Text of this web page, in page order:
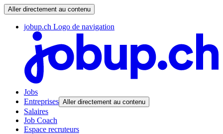
Aller directement au contenu
jobup.ch Logo de navigation
Jobs
Entreprises Aller directement au contenu
Salaires
Job Coach
Espace recruteurs